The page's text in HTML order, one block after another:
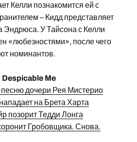
Келли познакомится ей с
– Кидд представляет
Эндрюса. У Тайсона с Келли
«любезностями», после чего
номинантов.
Me
дочери Рея Мистерио
на Брета Харта
позорит Тедди Лонга
Гробовщика. Снова.